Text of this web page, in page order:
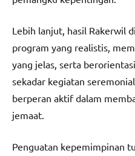
Lebih lanjut, hasil Rakerwil
program yang realistis,
yang jelas, serta
sekadar kegiatan
berperan aktif dalam
jemaat.
Penguatan kepemimpinan